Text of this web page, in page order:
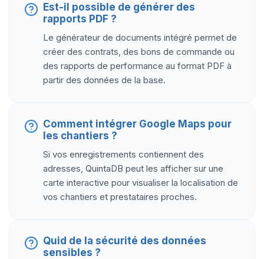
Est-il possible de générer des
rapports PDF ?
Le générateur de documents intégré permet de
créer des contrats, des bons de commande ou
des rapports de performance au format PDF à
partir des données de la base.
Comment intégrer Google Maps pour
les chantiers ?
Si vos enregistrements contiennent des
adresses, QuintaDB peut les afficher sur une
carte interactive pour visualiser la localisation de
vos chantiers et prestataires proches.
Quid de la sécurité des données
sensibles ?